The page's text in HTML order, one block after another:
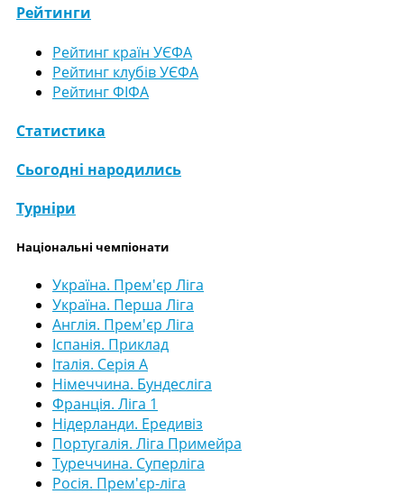
Рейтинги
Рейтинг країн УЄФА
Рейтинг клубів УЄФА
Рейтинг ФІФА
Статистика
Сьогодні народились
Турніри
Національні чемпіонати
Україна. Прем'єр Ліга
Україна. Перша Ліга
Англія. Прем'єр Ліга
Іспанія. Приклад
Італія. Серія А
Німеччина. Бундесліга
Франція. Ліга 1
Нідерланди. Ередивіз
Португалія. Ліга Примейра
Туреччина. Суперліга
Росія. Прем'єр-ліга